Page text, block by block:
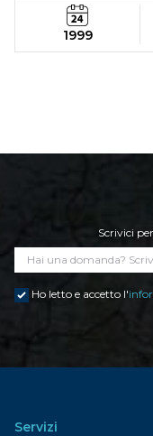
1999
Scrivici
Ho letto e accetto l'
Servizi